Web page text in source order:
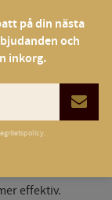
med en
med
effektiv.
på din nästa
och
inkorg.
.